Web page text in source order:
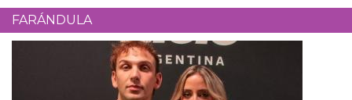
FARÁNDULA